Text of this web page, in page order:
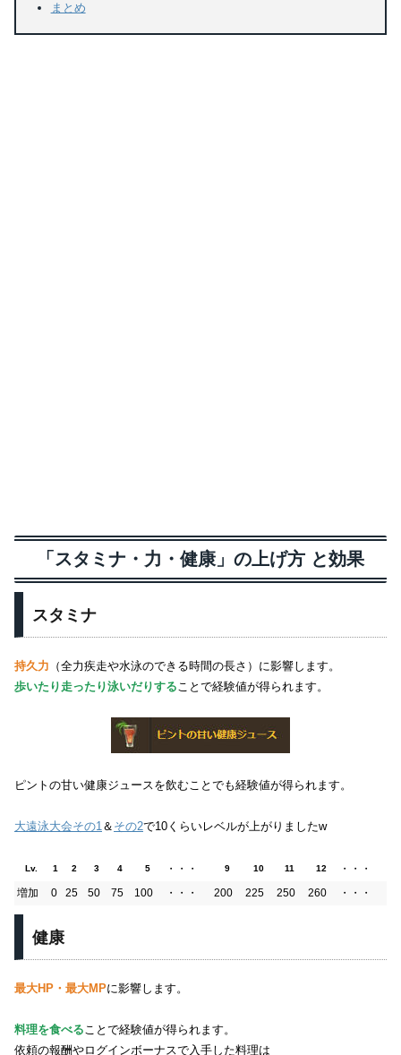
まとめ
「スタミナ・力・健康」の上げ方 と効果
スタミナ
持久力 （全力疾走や水泳のできる時間の長さ）に影響します。
歩いたり走ったり泳いだりする ことで経験値が得られます。
ピントの甘い健康ジュースを飲むことでも経験値が得られます。
大遠泳大会その1＆ その2で10くらいレベルが上がりましたw
Lv. 1 2 3 4 5 ・・・ 9 10 11 12
・・・
増加
0 25 50 75 100 ・・・ 200 225 250 260 ・・・
健康
最大HP・最大MPに影響します。
料理を食べることで経験値が得られます。
依頼の報酬やログインボーナスで入手した料理は